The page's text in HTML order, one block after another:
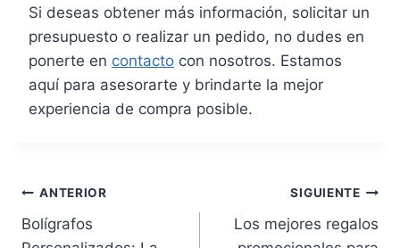
Si deseas obtener más información, solicitar un
presupuesto o realizar un pedido, no dudes en
ponerte en contacto con nosotros. Estamos
aquí para asesorarte y brindarte la mejor
experiencia de compra posible.
Navegación
de
ANTERIOR
Bolígrafos
SIGUIENTE
Los mejores regalos